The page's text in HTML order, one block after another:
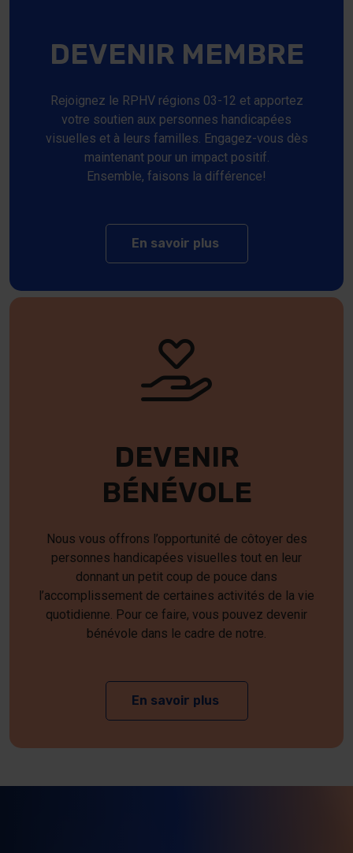
DEVENIR MEMBRE
Rejoignez le RPHV régions 03-12 et apportez
votre soutien aux personnes handicapées
visuelles et à leurs familles. Engagez-vous dès
maintenant pour un impact positif.
Ensemble, faisons la différence!
En savoir plus
DEVENIR
BÉNÉVOLE
Nous vous offrons l’opportunité de côtoyer des
personnes handicapées visuelles tout en leur
donnant un petit coup de pouce dans
l’accomplissement de certaines activités de la vie
quotidienne. Pour ce faire, vous pouvez devenir
bénévole dans le cadre de notre.
En savoir plus